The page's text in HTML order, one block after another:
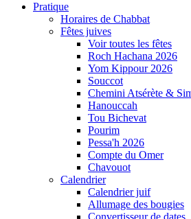
Pratique
Horaires de Chabbat
Fêtes juives
Voir toutes les fêtes
Roch Hachana 2026
Yom Kippour 2026
Souccot
Chemini Atsérète &
Hanouccah
Tou Bichevat
Pourim
Pessa'h 2026
Compte du Omer
Chavouot
Calendrier
Calendrier juif
Allumage des bougies
Convertisseur de dates